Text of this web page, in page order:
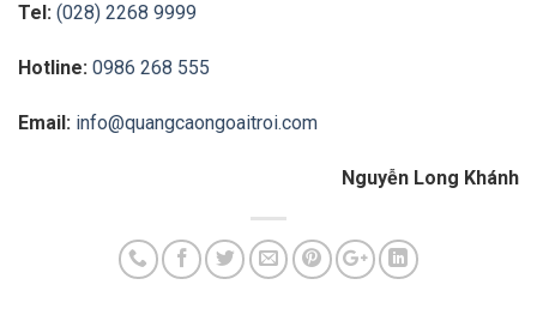
Tel: (028) 2268 9999
Hotline: 0986 268 555
Email: info@quangcaongoaitroi.com
Nguyễn Long Khánh